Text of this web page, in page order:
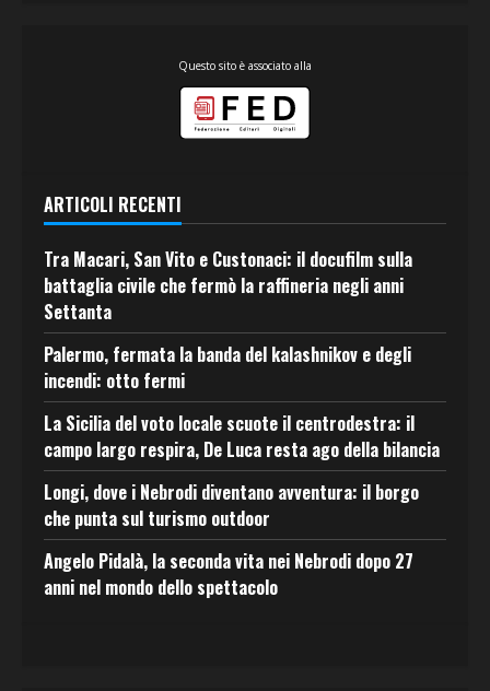
Questo sito è associato alla
ARTICOLI RECENTI
Tra Macari, San Vito e Custonaci: il docufilm sulla
battaglia civile che fermò la raffineria negli anni
Settanta
Palermo, fermata la banda del kalashnikov e degli
incendi: otto fermi
La Sicilia del voto locale scuote il centrodestra: il
campo largo respira, De Luca resta ago della bilancia
Longi, dove i Nebrodi diventano avventura: il borgo
che punta sul turismo outdoor
Angelo Pidalà, la seconda vita nei Nebrodi dopo 27
anni nel mondo dello spettacolo